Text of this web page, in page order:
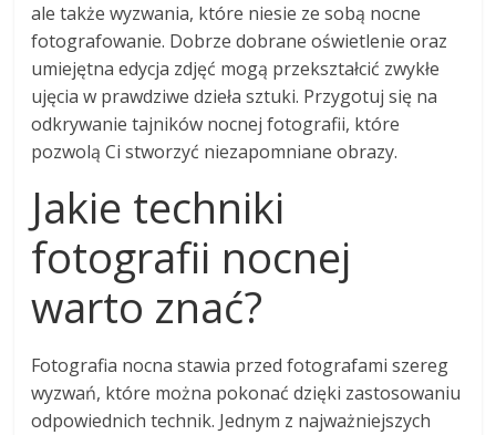
ale także wyzwania, które niesie ze sobą nocne
fotografowanie. Dobrze dobrane oświetlenie oraz
umiejętna edycja zdjęć mogą przekształcić zwykłe
ujęcia w prawdziwe dzieła sztuki. Przygotuj się na
odkrywanie tajników nocnej fotografii, które
pozwolą Ci stworzyć niezapomniane obrazy.
Jakie techniki
fotografii nocnej
warto znać?
Fotografia nocna stawia przed fotografami szereg
wyzwań, które można pokonać dzięki zastosowaniu
odpowiednich technik. Jednym z najważniejszych